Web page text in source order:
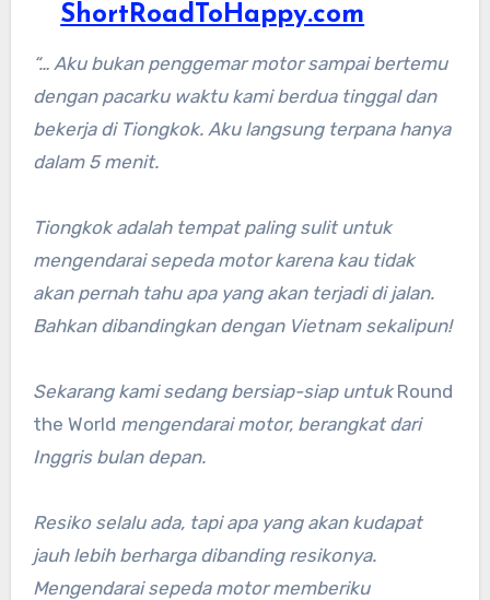
ShortRoadToHappy.com
“… Aku bukan penggemar motor sampai bertemu
dengan pacarku waktu kami berdua tinggal dan
bekerja di Tiongkok. Aku langsung terpana hanya
dalam 5 menit.
Tiongkok adalah tempat paling sulit untuk
mengendarai sepeda motor karena kau tidak
akan pernah tahu apa yang akan terjadi di jalan.
Bahkan dibandingkan dengan Vietnam sekalipun!
Sekarang kami sedang bersiap-siap untuk Round
the World mengendarai motor, berangkat dari
Inggris bulan depan.
Resiko selalu ada, tapi apa yang akan kudapat
jauh lebih berharga dibanding resikonya.
Mengendarai sepeda motor memberiku